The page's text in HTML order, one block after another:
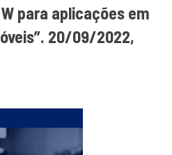
para aplicações em
20/09/2022,